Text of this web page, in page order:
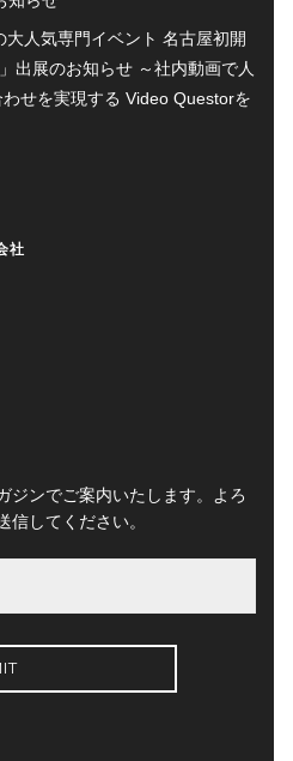
人気専門イベント 名古屋初開
出展のお知らせ ～社内動画で人
せを実現する Video Questorを
社
ジンでご案内いたします。よろ
信してください。